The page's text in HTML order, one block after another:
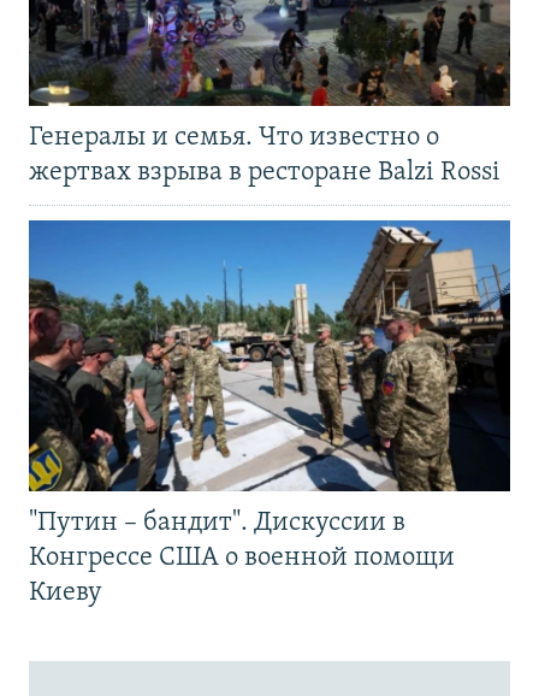
Генералы и семья. Что известно о
жертвах взрыва в ресторане Balzi Rossi
"Путин – бандит". Дискуссии в
Конгрессе США о военной помощи
Киеву